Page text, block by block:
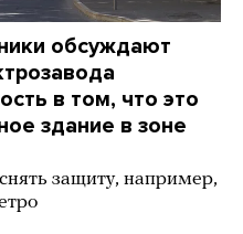
обсуждают
в том, что это
здание в зоне
защиту, например,